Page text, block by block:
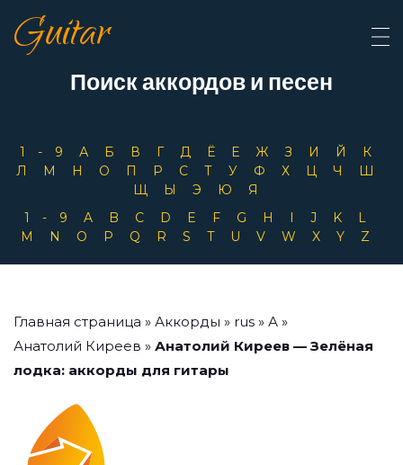
Guitar
Поиск аккордов и песен
1-9 А Б В Г Д Ё Е Ж З И Й
К
Л
М Н О П Р С Т У Ф Х Ц Ч
Ш
Щ
Ы Э Ю
Я
1-9
A B C D E F G H I J K
L
M
N O P Q R S T U V W X Y Z
Главная страница » Аккорды » rus » А »
Анатолий Киреев » Анатолий Киреев — Зелёная
лодка: аккорды для гитары